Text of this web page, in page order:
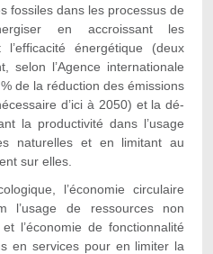
fossiles dans les processus de
en accroissant les
l’efficacité énergétique (deux
selon l’Agence internationale
de la réduction des émissions
d’ici à 2050) et la dé-
la productivité dans l’usage
naturelles et en limitant au
sur elles.
l’économie circulaire
l’usage de ressources non
l’économie de fonctionnalité
en services pour en limiter la